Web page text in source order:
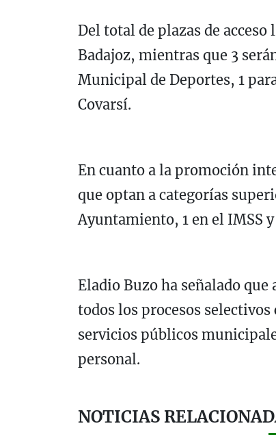
Del total de plazas de
Badajoz, mientras que 3
Municipal de Deportes, 1
Covarsí.
En cuanto a la promoción
que optan a categorías
Ayuntamiento, 1 en el IMSS
Eladio Buzo ha señalado
todos los procesos
servicios públicos
personal.
NOTICIAS